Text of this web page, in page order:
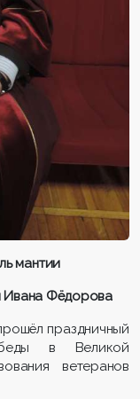
мантии
Ивана Фёдорова
праздничный
в Великой
ветеранов